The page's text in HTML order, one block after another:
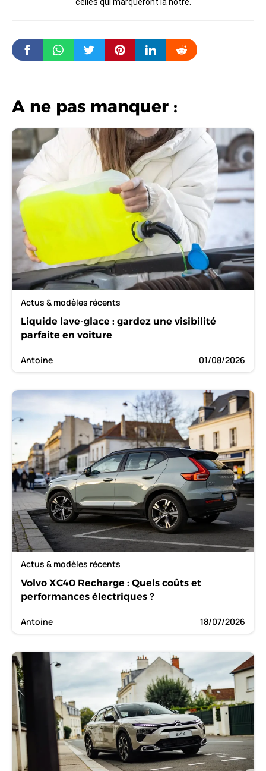
celles qui marqueront la nôtre.
A ne pas manquer :
Actus & modèles récents
Liquide lave-glace : gardez une visibilité
parfaite en voiture
Antoine 01/08/2026
Actus & modèles récents
Volvo XC40 Recharge : Quels coûts et
performances électriques ?
Antoine 18/07/2026